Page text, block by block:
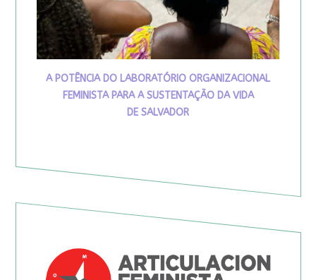
A POTÊNCIA DO LABORATÓRIO ORGANIZACIONAL
FEMINISTA PARA A SUSTENTAÇÃO DA VIDA
DE SALVADOR